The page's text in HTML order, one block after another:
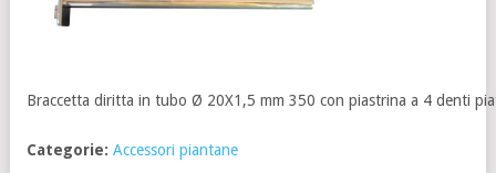
Braccetta diritta in tubo Ø 20X1,5 mm 350 con piastrina a 4 denti
Categorie: Accessori piantane